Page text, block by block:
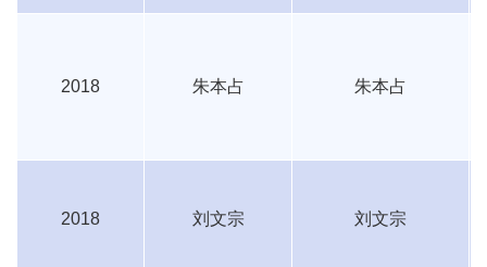
2018 朱本占 朱本占
2018 刘文宗 刘文宗